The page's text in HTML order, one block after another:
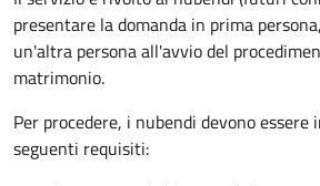
presentare la domanda in prima
un'altra persona all'avvio del
matrimonio.
Per procedere, i nubendi devono essere
seguenti requisiti: